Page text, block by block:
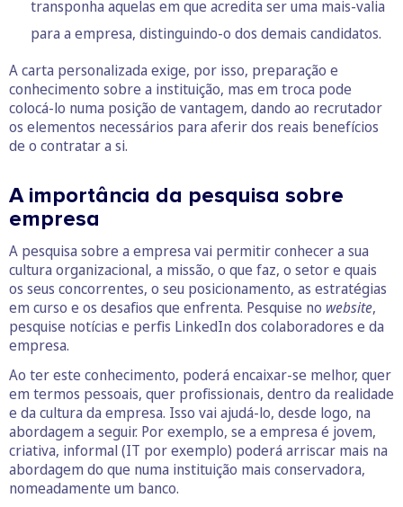
transponha aquelas em que acredita ser uma mais-valia
para a empresa, distinguindo-o dos demais candidatos.
A carta personalizada exige, por isso, preparação e
conhecimento sobre a instituição, mas em troca pode
colocá-lo numa posição de vantagem, dando ao recrutador
os elementos necessários para aferir dos reais benefícios
de o contratar a si.
A importância da pesquisa sobre
empresa
A pesquisa sobre a empresa vai permitir conhecer a sua
cultura organizacional, a missão, o que faz, o setor e quais
os seus concorrentes, o seu posicionamento, as estratégias
em curso e os desafios que enfrenta. Pesquise no website,
pesquise notícias e perfis LinkedIn dos colaboradores e da
empresa.
Ao ter este conhecimento, poderá encaixar-se melhor, quer
em termos pessoais, quer profissionais, dentro da realidade
e da cultura da empresa. Isso vai ajudá-lo, desde logo, na
abordagem a seguir. Por exemplo, se a empresa é jovem,
criativa, informal (IT por exemplo) poderá arriscar mais na
abordagem do que numa instituição mais conservadora,
nomeadamente um banco.